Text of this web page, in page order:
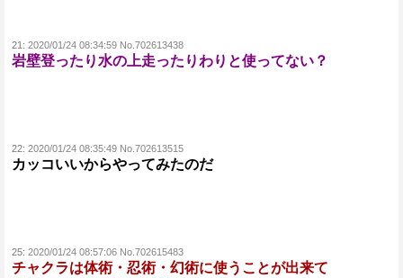
21: 2020/01/24 08:34:59 No.702613438
岩壁登ったり水の上走ったりわりと使ってない？
22: 2020/01/24 08:35:49 No.702613515
カッコいいからやってみたのだ
25: 2020/01/24 08:57:06 No.702615483
チャクラは体術・忍術・幻術に使うことが出来て